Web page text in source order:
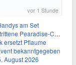
vor 1 Stunde
am Set
Pearadise-Community
ersetzt Pflaume
bekanntgegeben
August 2026